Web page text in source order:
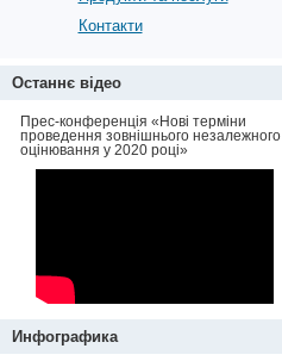
Контакти
Останнє відео
Прес-конференція «Нові терміни
проведення зовнішнього незалежного
оцінювання у 2020 році»
Инфографика